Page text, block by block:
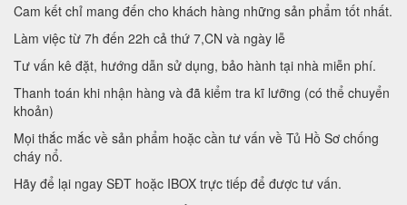
Cam kết chỉ mang đến cho khách hàng những sản phẩm tốt nhất.
Làm việc từ 7h đến 22h cả thứ 7,CN và ngày lễ
Tư vấn kê đặt, hướng dẫn sử dụng, bảo hành tại nhà miễn phí.
Thanh toán khi nhận hàng và đã kiểm tra kĩ lưỡng (có thể chuyển
khoản)
Mọi thắc mắc về sản phẩm hoặc cần tư vấn về Tủ Hồ Sơ chống
cháy nổ.
Hãy để lại ngay SĐT hoặc IBOX trực tiếp để được tư vấn.